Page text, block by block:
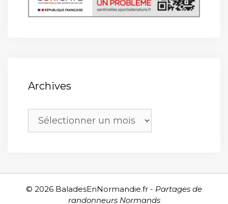
Archives
Archives
© 2026 BaladesEnNormandie.fr - Partages de
randonneurs Normands